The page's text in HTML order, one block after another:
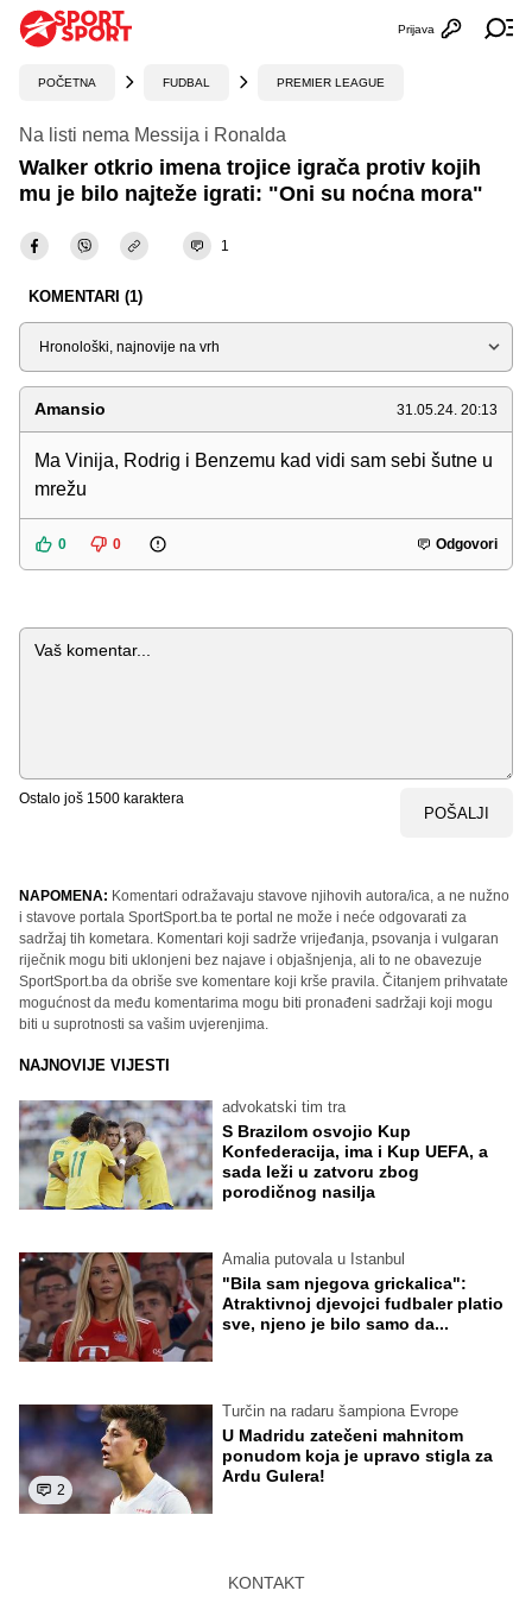
Otvori
Prijava
POČETNA FUDBAL PREMIER LEAGUE
Na listi nema Messija i Ronalda
Walker otkrio imena trojice igrača protiv kojih
mu je bilo najteže igrati: "Oni su noćna mora"
1
KOMENTARI (1)
Sortiraj
Amansio 31.05.24. 20:13
Ma Vinija, Rodrig i Benzemu kad vidi sam sebi šutne u
mrežu
0 0 Odgovori
Komentar
Ostalo još 1500 karaktera
POŠALJI
NAPOMENA: Komentari odražavaju stavove njihovih autora/ica, a ne nužno
i stavove portala SportSport.ba te portal ne može i neće odgovarati za
sadržaj tih kometara. Komentari koji sadrže vrijeđanja, psovanja i vulgaran
riječnik mogu biti uklonjeni bez najave i objašnjenja, ali to ne obavezuje
SportSport.ba da obriše sve komentare koji krše pravila. Čitanjem prihvatate
mogućnost da među komentarima mogu biti pronađeni sadržaji koji mogu
biti u suprotnosti sa vašim uvjerenjima.
NAJNOVIJE VIJESTI
advokatski tim tra
S Brazilom osvojio Kup
Konfederacija, ima i Kup UEFA, a
sada leži u zatvoru zbog
porodičnog nasilja
Amalia putovala u Istanbul
"Bila sam njegova grickalica":
Atraktivnoj djevojci fudbaler platio
sve, njeno je bilo samo da...
2
Turčin na radaru šampiona Evrope
U Madridu zatečeni mahnitom
ponudom koja je upravo stigla za
Ardu Gulera!
KONTAKT